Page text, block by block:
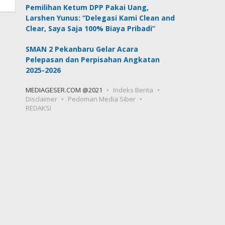
Pemilihan Ketum DPP Pakai Uang,
Larshen Yunus: “Delegasi Kami Clean and
Clear, Saya Saja 100% Biaya Pribadi”
SMAN 2 Pekanbaru Gelar Acara
Pelepasan dan Perpisahan Angkatan
2025-2026
MEDIAGESER.COM @2021
Indeks Berita
Disclaimer
Pedoman Media Siber
REDAKSI